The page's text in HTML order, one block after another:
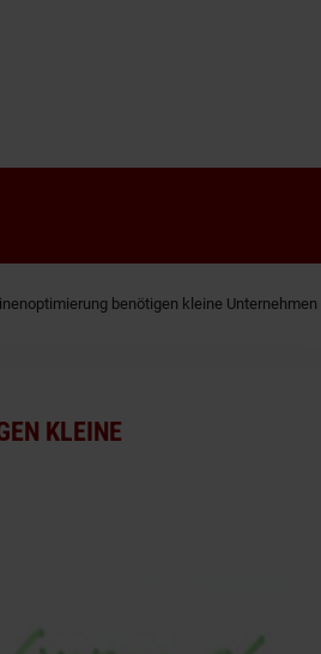
benötigen kleine
KLEINE